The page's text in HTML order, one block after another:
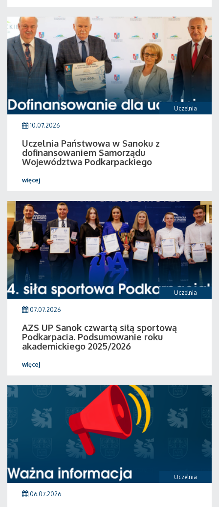
Uczelnia
10.07.2026
Uczelnia Państwowa w Sanoku z
dofinansowaniem Samorządu
Województwa Podkarpackiego
więcej
Uczelnia
07.07.2026
AZS UP Sanok czwartą siłą sportową
Podkarpacia. Podsumowanie roku
akademickiego 2025/2026
więcej
Uczelnia
06.07.2026